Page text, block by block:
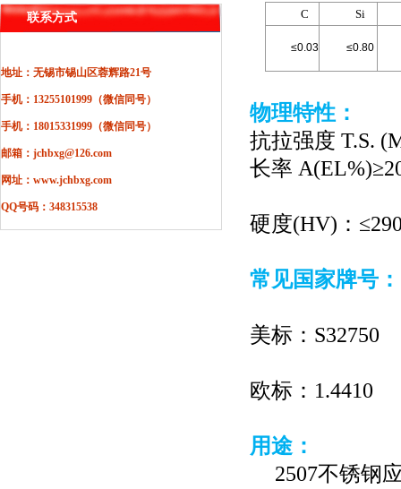
联系方式
地址：无锡市锡山区蓉辉路21号
手机：13255101999（微信同号）
手机：18015331999（微信同号）
邮箱：jchbxg@126.com
网址：www.jchbxg.com
QQ号码：348315538
C Si
≤0.03 ≤0.80
物理特性：
抗拉强度 T.S.
长率 A(EL%)≥
硬度(HV) ：≤
常见国家牌号：
美标： S32750
欧标： 1.4410
用途：
2507不锈钢